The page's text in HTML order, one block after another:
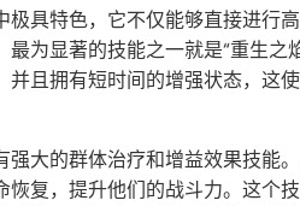
极具特色，它不仅能够直接进行
为显著的技能之一就是“重生之
并且拥有短时间的增强状态，这
大的群体治疗和增益效果技能
复，提升他们的战斗力。这个